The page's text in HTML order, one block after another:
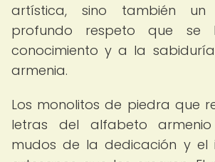
artística, sino también
profundo respeto que
conocimiento y a la
armenia.
Los monolitos de piedra que
letras del alfabeto
mudos de la dedicación y el